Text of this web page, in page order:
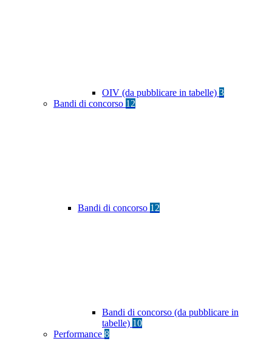
OIV (da pubblicare in tabelle) 3
Bandi di concorso 12
Bandi di concorso 12
Bandi di concorso (da pubblicare in
tabelle) 10
Performance 8